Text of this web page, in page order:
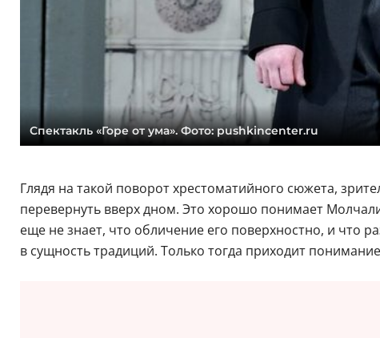
Спектакль «Горе от ума». Фото: pushkincenter.ru
Глядя на такой поворот хрестоматийного сюжета,
перевернуть вверх дном. Это хорошо понимает
еще не знает, что обличение его поверхностно, и что
в сущность традиций. Только тогда приходит